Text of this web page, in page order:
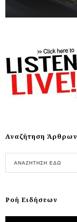
Αναζήτηση Άρθρων
Ροή Ειδήσεων